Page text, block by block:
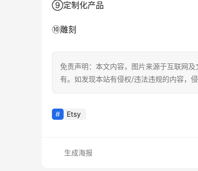
⑨定制化产品
⑩雕刻
免责声明：本文内容，图片来源于互联网
有。如发现本站有侵权/违法违规的内容，
Etsy
生成海报